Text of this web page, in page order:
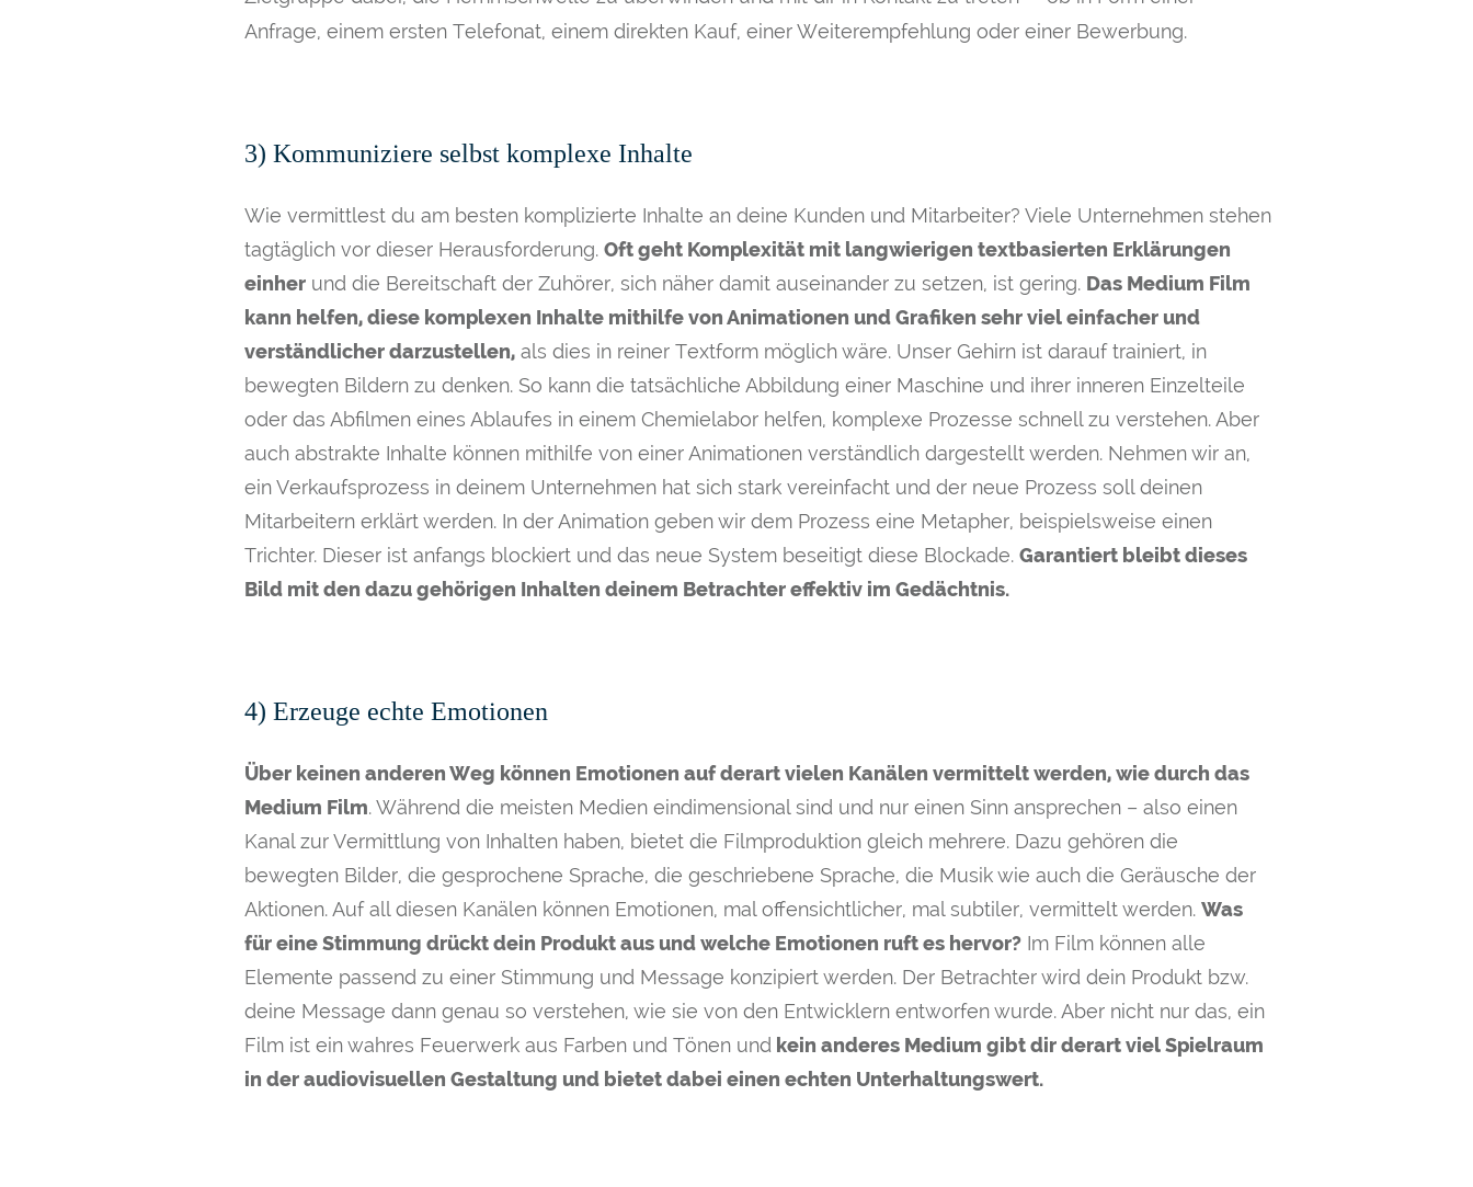
Anfrage, einem ersten Telefonat, einem direkten Kauf, einer Weiterempfehlung oder einer Bewerbung.
3) Kommuniziere selbst komplexe Inhalte
Wie vermittlest du am besten komplizierte Inhalte an deine Kunden und Mitarbeiter? Viele Unternehmen stehen
tagtäglich vor dieser Herausforderung. Oft geht Komplexität mit langwierigen textbasierten Erklärungen
einher und die Bereitschaft der Zuhörer, sich näher damit auseinander zu setzen, ist gering. Das Medium Film
kann helfen, diese komplexen Inhalte mithilfe von Animationen und Grafiken sehr viel einfacher und
verständlicher darzustellen, als dies in reiner Textform möglich wäre. Unser Gehirn ist darauf trainiert, in
bewegten Bildern zu denken. So kann die tatsächliche Abbildung einer Maschine und ihrer inneren Einzelteile
oder das Abfilmen eines Ablaufes in einem Chemielabor helfen, komplexe Prozesse schnell zu verstehen. Aber
auch abstrakte Inhalte können mithilfe von einer Animationen verständlich dargestellt werden. Nehmen wir an,
ein Verkaufsprozess in deinem Unternehmen hat sich stark vereinfacht und der neue Prozess soll deinen
Mitarbeitern erklärt werden. In der Animation geben wir dem Prozess eine Metapher, beispielsweise einen
Trichter. Dieser ist anfangs blockiert und das neue System beseitigt diese Blockade. Garantiert bleibt dieses
Bild mit den dazu gehörigen Inhalten deinem Betrachter effektiv im Gedächtnis.
4) Erzeuge echte Emotionen
Über keinen anderen Weg können Emotionen auf derart vielen Kanälen vermittelt werden, wie durch das
Medium Film. Während die meisten Medien eindimensional sind und nur einen Sinn ansprechen – also einen
Kanal zur Vermittlung von Inhalten haben, bietet die Filmproduktion gleich mehrere. Dazu gehören die
bewegten Bilder, die gesprochene Sprache, die geschriebene Sprache, die Musik wie auch die Geräusche der
Aktionen. Auf all diesen Kanälen können Emotionen, mal offensichtlicher, mal subtiler, vermittelt werden. Was
für eine Stimmung drückt dein Produkt aus und welche Emotionen ruft es hervor? Im Film können alle
Elemente passend zu einer Stimmung und Message konzipiert werden. Der Betrachter wird dein Produkt bzw.
deine Message dann genau so verstehen, wie sie von den Entwicklern entworfen wurde. Aber nicht nur das, ein
Film ist ein wahres Feuerwerk aus Farben und Tönen und kein anderes Medium gibt dir derart viel Spielraum
in der audiovisuellen Gestaltung und bietet dabei einen echten Unterhaltungswert.